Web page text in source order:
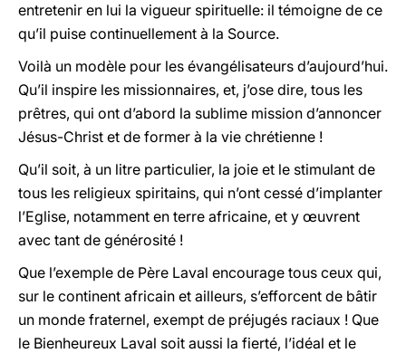
entretenir en lui la vigueur spirituelle: il témoigne de ce
qu’il puise continuellement à la Source.
Voilà un modèle pour les évangélisateurs d’aujourd’hui.
Qu’il inspire les missionnaires, et, j’ose dire, tous les
prêtres, qui ont d’abord la sublime mission d’annoncer
Jésus-Christ et de former à la vie chrétienne !
Qu’il soit, à un litre particulier, la joie et le stimulant de
tous les religieux spiritains, qui n’ont cessé d’implanter
l’Eglise, notamment en terre africaine, et y œuvrent
avec tant de générosité !
Que l’exemple de Père Laval encourage tous ceux qui,
sur le continent africain et ailleurs, s’efforcent de bâtir
un monde fraternel, exempt de préjugés raciaux ! Que
le Bienheureux Laval soit aussi la fierté, l’idéal et le